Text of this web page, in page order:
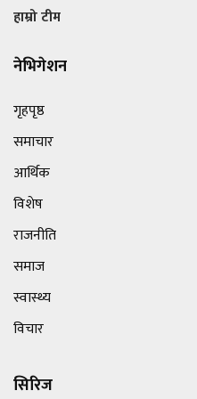
हाम्रो टीम
नेभिगेशन
गृहपृष्ठ
समाचार
आर्थिक
विशेष
राजनीति
समाज
स्वास्थ्य
विचार
सिरिज